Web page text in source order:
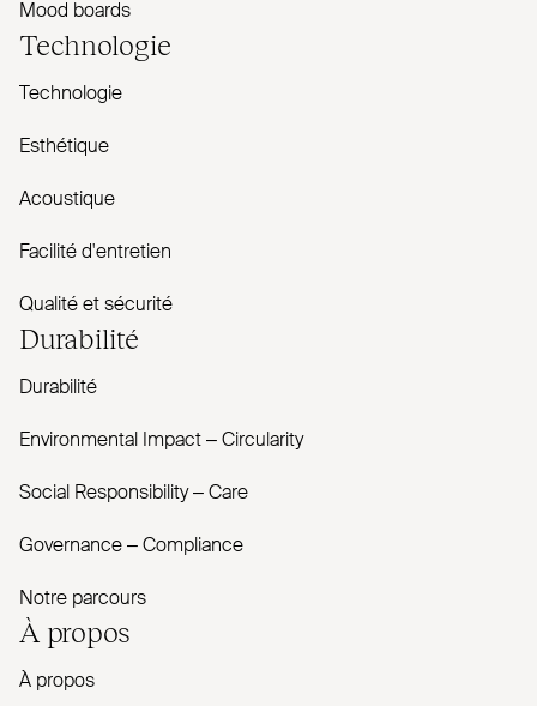
Mood boards
Technologie
Technologie
Esthétique
Acoustique
Facilité d'entretien
Qualité et sécurité
Durabilité
Durabilité
Envi­ronmental Impact – Cir­cularity
Social Responsibility – Care
Governance – Com­pliance
Notre parcours
À propos
À propos